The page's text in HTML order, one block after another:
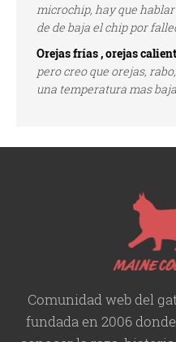
microchip, hay que
de de baja el chip por
Orejas frías , orejas
pero creo que orejas,
una temperatura mas
Comunidad web del
fundada en 2006